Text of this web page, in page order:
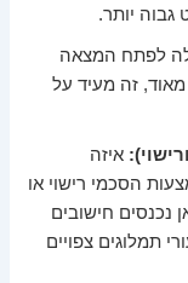
גבוה יותר.
לפתח המצאה
זה מעיד על
איזה
הסכמי רישוי או
נכנסים חישובים
תמלוגים צפויים